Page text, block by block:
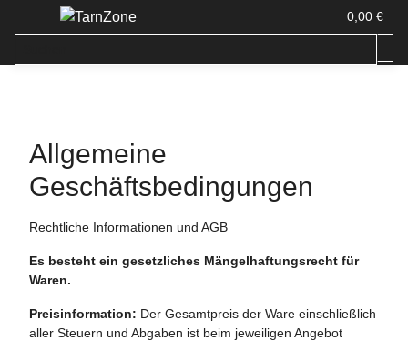
0,00 €
Allgemeine
Geschäftsbedingungen
Rechtliche Informationen und AGB
Es besteht ein gesetzliches Mängelhaftungsrecht für
Waren.
Preisinformation: Der Gesamtpreis der Ware einschließlich
aller Steuern und Abgaben ist beim jeweiligen Angebot